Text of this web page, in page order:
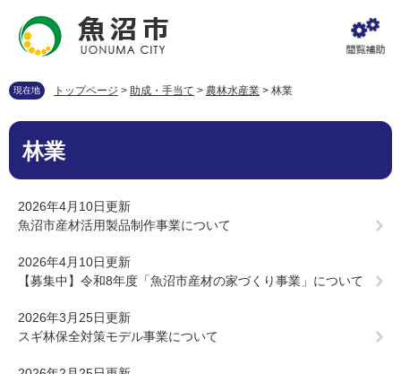
先
で
を
ば
本
現在地 トップページ > 助成・手当て > 農林水産業 > 林業
本
林業
2026年4月10日更新
魚沼市産材活用製品制作事業について
2026年4月10日更新
【募集中】令和8年度「魚沼市産材の家づくり事業」について
2026年3月25日更新
スギ林保全対策モデル事業について